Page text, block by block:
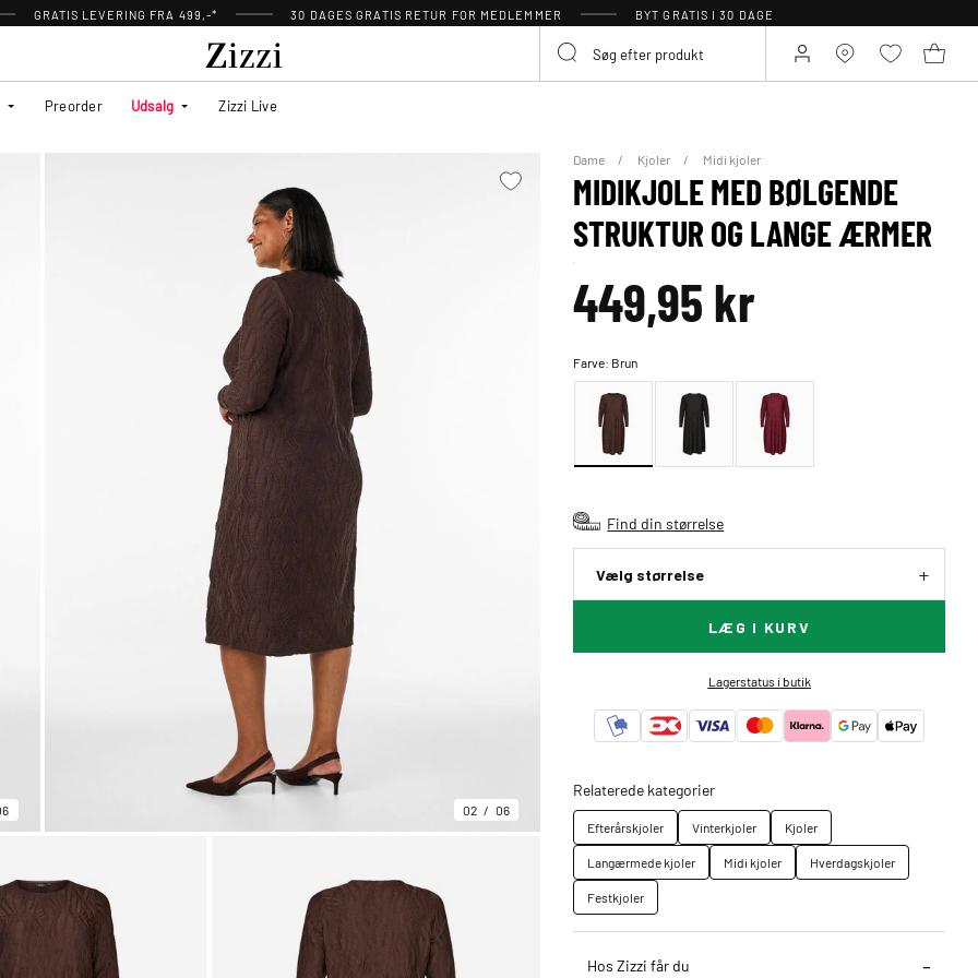
GRATIS LEVERING FRA 499,-* 30 DAGES GRATIS RETUR FOR MEDLEMMER BYT GRATIS I 30 DAGE
Preorder Udsalg Zizzi Live
02 06
Dame Kjoler Midi kjoler
MIDIKJOLE MED BØLGENDE
STRUKTUR OG LANGE ÆRMER
449,95 kr
Farve: Brun
Find din størrelse
Vælg størrelse
LÆG I KURV
Lagerstatus i butik
Relaterede kategorier
Efterårskjoler Vinterkjoler
Kjoler
Langærmede kjoler
Midi kjoler
Hverdagskjoler
Festkjoler
Hos Zizzi får du